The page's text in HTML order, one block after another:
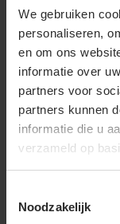
We gebruiken
personaliseren,
en om ons
informatie over
partners voor
partners kunnen
informatie die u
verzameld op
Noodzakelijk
Naam